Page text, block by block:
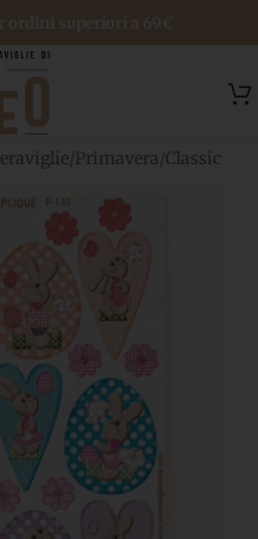
ordini superiori a 69€
/Primavera /Classic